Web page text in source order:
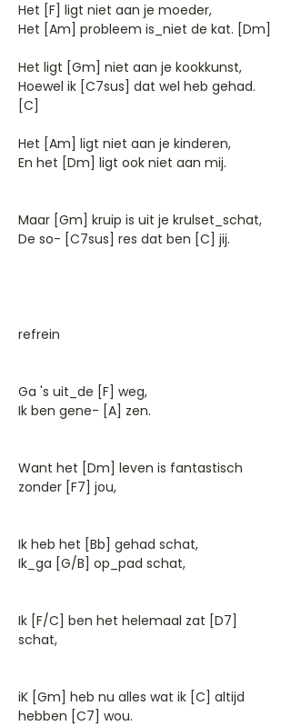
Het [F] ligt niet aan je moeder,
Het [Am] probleem is_niet de kat. [Dm]
Het ligt [Gm] niet aan je kookkunst,
Hoewel ik [C7sus] dat wel heb gehad.
[C]
Het [Am] ligt niet aan je kinderen,
En het [Dm] ligt ook niet aan mij.
Maar [Gm] kruip is uit je krulset_schat,
De so- [C7sus] res dat ben [C] jij.
refrein
Ga 's uit_de [F] weg,
Ik ben gene- [A] zen.
Want het [Dm] leven is fantastisch
zonder [F7] jou,
Ik heb het [Bb] gehad schat,
Ik_ga [G/B] op_pad schat,
Ik [F/C] ben het helemaal zat [D7]
schat,
iK [Gm] heb nu alles wat ik [C] altijd
hebben [C7] wou.